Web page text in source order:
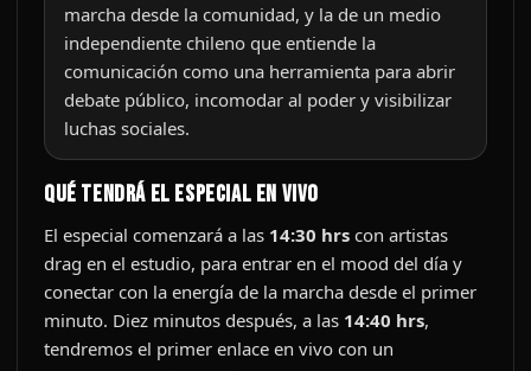
marcha desde la comunidad, y la de un medio
independiente chileno que entiende la
comunicación como una herramienta para abrir
debate público, incomodar al poder y visibilizar
luchas sociales.
Qué tendrá el especial en vivo
El especial comenzará a las 14:30 hrs con artistas
drag en el estudio, para entrar en el mood del día y
conectar con la energía de la marcha desde el primer
minuto. Diez minutos después, a las 14:40 hrs,
tendremos el primer enlace en vivo con un